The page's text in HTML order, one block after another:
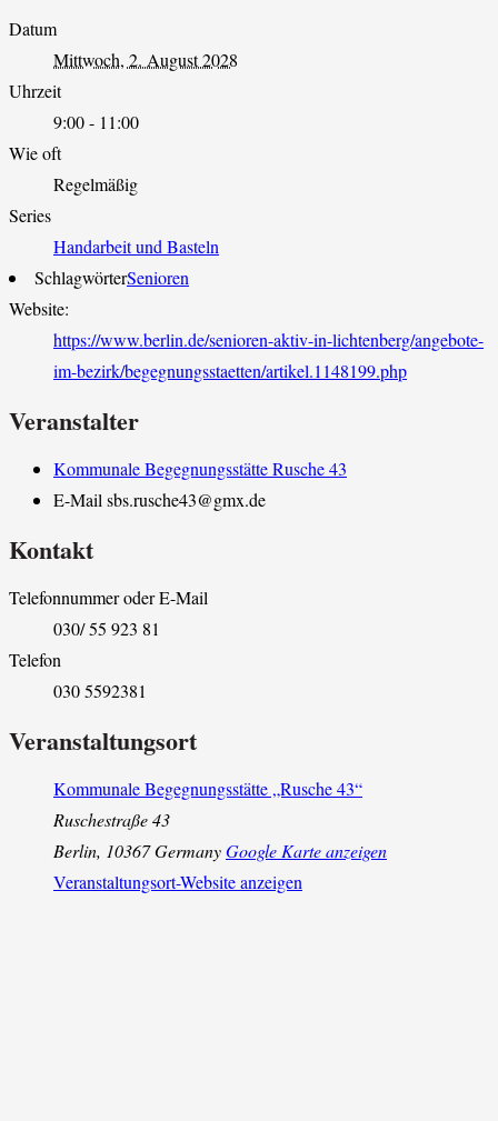
Datum
Mittwoch, 2. August 2028
Uhrzeit
9:00 - 11:00
Wie oft
Regelmäßig
Series
Handarbeit und Basteln
SchlagwörterSenioren
Website:
https://www.berlin.de/senioren-aktiv-in-lichtenberg/angebote-
im-bezirk/begegnungsstaetten/artikel.1148199.php
Veranstalter
Kommunale Begegnungsstätte Rusche 43
E-Mail sbs.rusche43@gmx.de
Kontakt
Telefonnummer oder E-Mail
030/ 55 923 81
Telefon
030 5592381
Veranstaltungsort
Kommunale Begegnungsstätte „Rusche 43“
Ruschestraße 43
Berlin, 10367GermanyGoogle Karte anzeigen
Veranstaltungsort-Website anzeigen